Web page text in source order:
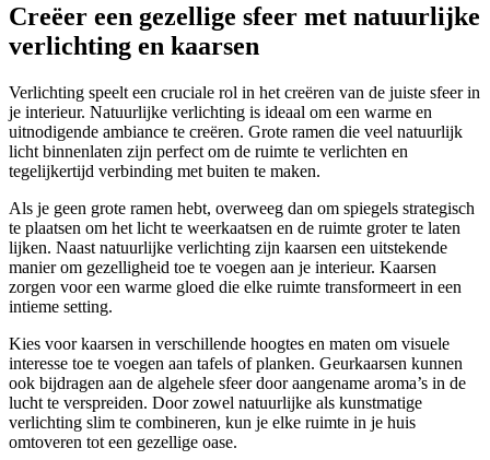
Creëer een gezellige sfeer met natuurlijke
verlichting en kaarsen
Verlichting speelt een cruciale rol in het creëren van de juiste sfeer in
je interieur. Natuurlijke verlichting is ideaal om een warme en
uitnodigende ambiance te creëren. Grote ramen die veel natuurlijk
licht binnenlaten zijn perfect om de ruimte te verlichten en
tegelijkertijd verbinding met buiten te maken.
Als je geen grote ramen hebt, overweeg dan om spiegels strategisch
te plaatsen om het licht te weerkaatsen en de ruimte groter te laten
lijken. Naast natuurlijke verlichting zijn kaarsen een uitstekende
manier om gezelligheid toe te voegen aan je interieur. Kaarsen
zorgen voor een warme gloed die elke ruimte transformeert in een
intieme setting.
Kies voor kaarsen in verschillende hoogtes en maten om visuele
interesse toe te voegen aan tafels of planken. Geurkaarsen kunnen
ook bijdragen aan de algehele sfeer door aangename aroma’s in de
lucht te verspreiden. Door zowel natuurlijke als kunstmatige
verlichting slim te combineren, kun je elke ruimte in je huis
omtoveren tot een gezellige oase.